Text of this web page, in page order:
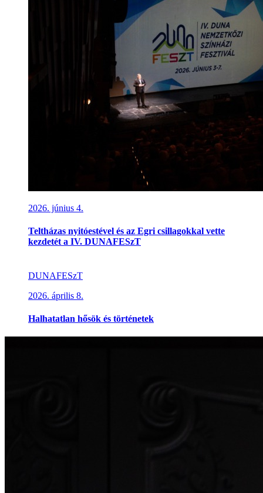
2026. június 4.
Teltházas nyitóestével és az Egri csillagokkal vette
kezdetét a IV. DUNAFESzT
DUNAFESzT
2026. április 8.
Halhatatlan hősök és történetek